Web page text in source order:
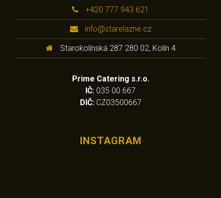
+420 777 943 621
info@starelazne.cz
Starokolínská 287 280 02, Kolín 4
Prime Catering s.r.o.
IČ: 035 00 667
DIČ:CZ03500667
INSTAGRAM